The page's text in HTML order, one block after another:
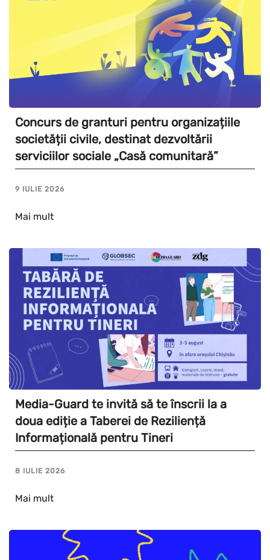
Concurs de granturi pentru organizațiile
societății civile, destinat dezvoltării
serviciilor sociale „Casă comunitară”
9 IULIE 2026
Mai mult
Media-Guard te invită să te înscrii la a
doua ediție a Taberei de Reziliență
Informațională pentru Tineri
8 IULIE 2026
Mai mult